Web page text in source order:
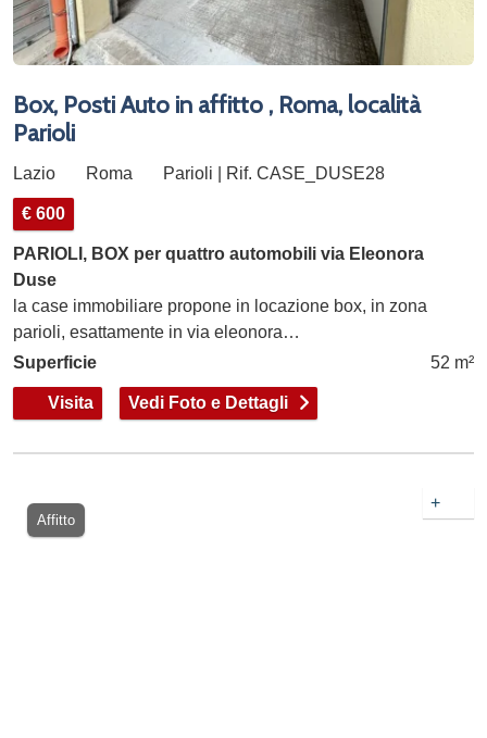
Box, Posti Auto in affitto , Roma, località
Parioli
Lazio Roma Parioli | Rif. CASE_DUSE28
€ 600
PARIOLI, BOX per quattro automobili via Eleonora
Duse
la case immobiliare propone in locazione box, in zona
parioli, esattamente in via eleonora…
Superficie
52 m²
Visita Vedi Foto e Dettagli
Affitto
+